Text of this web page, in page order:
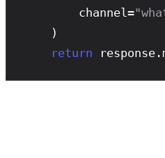
        channel=
    )
return